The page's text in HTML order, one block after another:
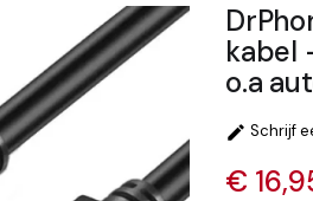
kabel
o.a
 Schrijf
€